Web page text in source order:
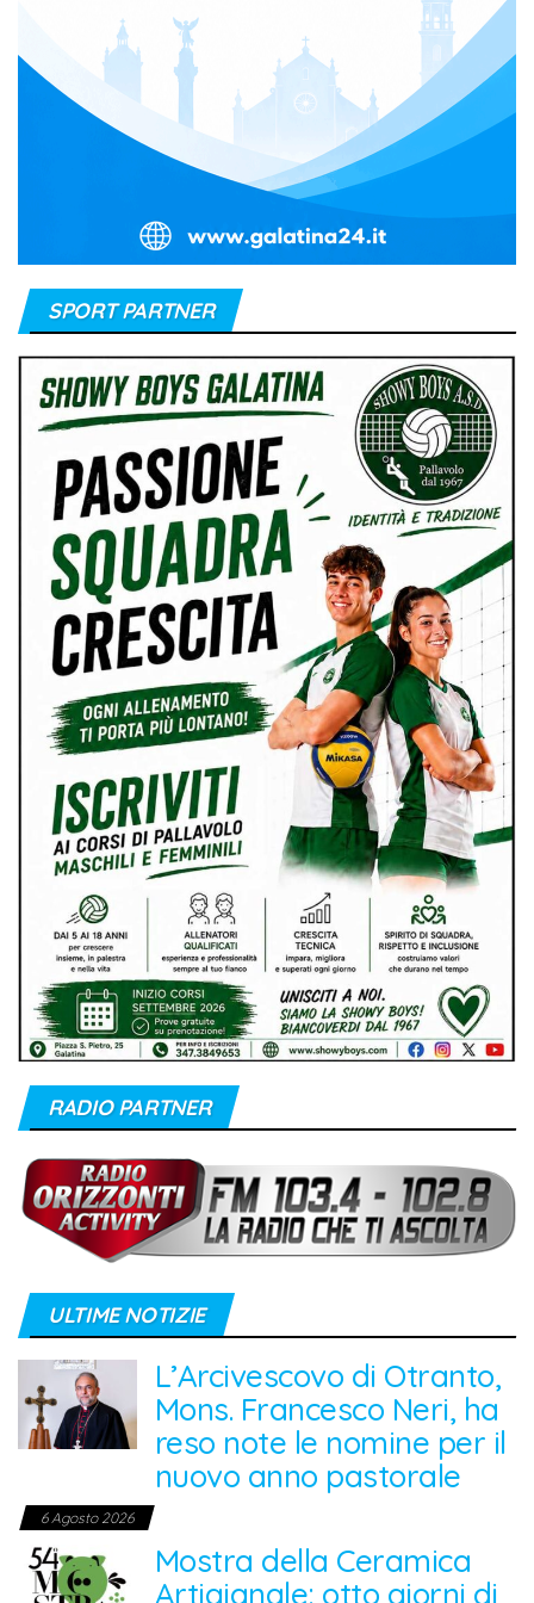
SPORT PARTNER
RADIO PARTNER
ULTIME NOTIZIE
L’Arcivescovo di Otranto,
Mons. Francesco Neri, ha
reso note le nomine per il
nuovo anno pastorale
6 Agosto 2026
Mostra della Ceramica
Artigianale: otto giorni di